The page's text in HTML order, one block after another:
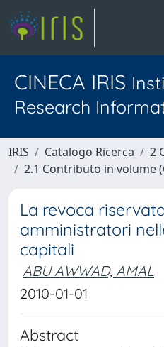
CINECA IRIS
Research
IRIS Catalogo Ricerca
2
2.1 Contributo in volume
La revoca
amministratori
capitali
ABU AWWAD, AMAL
2010-01-01
Abstract